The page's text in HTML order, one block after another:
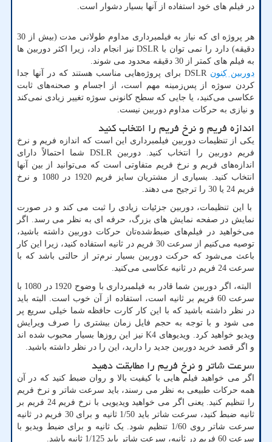
در فیلم های خود استفاده از آنها بسیار دشوار است.
هر پروژه ای که نیاز به فیلمبرداری مداوم طولانی مدت (بیش از 30
دقیقه) دارد را نمی توان باDSLRنیز انجام داد، زیرا اکثر دوربین ها
به فیلم های کمتر از 30 دقیقه محدود می شوند.
دوربین کنون DSLRبرای پروژه‌هایی مناسب هستند که در آنها جدا
کردن سوژه از پس‌زمینه مهم است، از اجسام و صحنه‌های ثابت
عکاسی می‌کنید، یا جایی که سطح کانونی سوژه تغییر زیادی نمی‌کند
و نیازی به حرکات مداوم دوربین نیست.
اندازه فریم و نرخ فریم را انتخاب کنید
یکی از تنظیمات دوربین فیلمبرداری این است که اندازه فریم و نرخ
فریم دوربین را انتخاب کنید. دوربینDSLR شما احتمالاً دارای
اندازه‌های فریم و نرخ فریم متفاوتی است که می‌توانید از بین آنها
انتخاب کنید. بسیاری از مشتریان سایز فریم 1920 در 1080 و نرخ
فریم 24 یا 30 را ترجیح می دهند.
با این تنظیمات، دوربین جزئیات زیادی را ثبت می کند و در صورت
نمایش در صفحه نمایش های بزرگ، حرفه ای به نظر می رسد. اگر
می‌خواهید در فیلم‌های ضبط‌شده‌تان حرکات دوربین داشته باشید،
توصیه می‌کنیم از سرعت 30 فریم در ثانیه استفاده کنید، زیرا این کار
باعث می‌شود که حرکت دوربین بسیار نرم‌تر از حالتی باشد که با
سرعت 24 فریم در ثانیه عکاسی می‌کنید.
البته، اگر دوربین شما قادر به فیلمبرداری با وضوح 1920 در 1080 با
سرعت 60 فریم بر ثانیه است، استفاده از آن خوب است. البته باید
در نظر داشته باشید که با این کار کارت حافظه شما خیلی سریع پر
می شود و با توجه به حجم فایل زمان بیشتری را صرف ویرایش
ویدیو خواهید کرد. ویدیوهای 4
Kنیز این روزها بسیار محبوب شده اند
و اگر قصد خرید دوربین جدید را دارید، این را در نظر داشته باشید.
سرعت شاتر و نرخ فریم را مطابقت دهید
اگر می خواهید فیلم هایی با کیفیت بالا و روان ضبط کنید که در آن
همه حرکات طبیعی به نظر می رسند، باید سرعت شاتر و نرخ فریم
را تنظیم کنید. یعنی اگر می خواهید ویدیویی با نرخ فریم 24 فریم بر
ثانیه ضبط کنید، سرعت شاتر باید 1/50 ثانیه و برای 30 فریم در ثانیه
سرعت شاتر روی 1/60 تنظیم شود. یک ثانیه و برای ضبط ویدیو با
سرعت 60 فریم در ثانیه، سرعت شاتر باید 1/125 ثانیه باشد.